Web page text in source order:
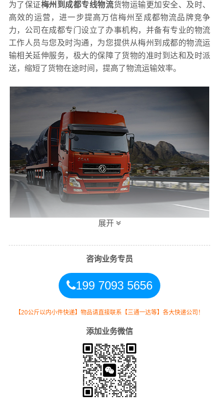
为了保证梅州到成都专线物流货物运输更加安全、及时、
高效的运营，进一步提高万信梅州至成都物流品牌竞争
力，公司在成都专门设立了办事机构，并备有专业的物流
工作人员与您及时沟通，为您提供从梅州到成都的物流运
输相关延伸服务，极大的保障了货物的准时到达和及时派
送，缩短了货物在途时间，提高了物流运输效率。
万信梅州到成都专线物流运输方式
同时，为了方便广大客户从梅州物流到成都的不同运输时
效和物流成本要求， 万信 特推出梅州到成都物流
方式，以此来降低从广东梅州到成都的物流专线运输成
本，提高由梅州发货到成都的物流效率，以便为新老客户
万信梅州到成都物流公司平台优势
展开
咨询业务专员
199 7093 5656
【20公斤以内小件快递】物品请直接联系【三通一达等】各大快递公司！
添加业务微信